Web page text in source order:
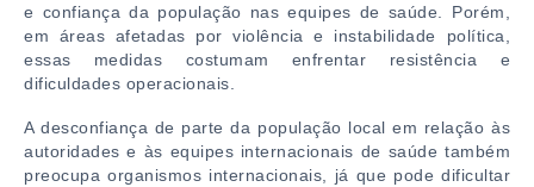
e confiança da população nas equipes de saúde. Porém,
em áreas afetadas por violência e instabilidade política,
essas medidas costumam enfrentar resistência e
dificuldades operacionais.
A desconfiança de parte da população local em relação às
autoridades e às equipes internacionais de saúde também
preocupa organismos internacionais, já que pode dificultar